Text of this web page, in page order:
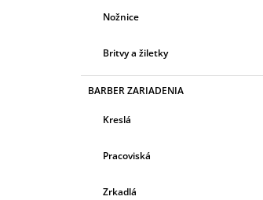
Nožnice
Britvy a žiletky
BARBER ZARIADENIA
Kreslá
Pracoviská
Zrkadlá